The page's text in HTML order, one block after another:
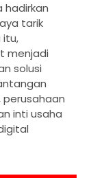
hadirkan
tarik
itu,
menjadi
solusi
perusahaan
inti usaha